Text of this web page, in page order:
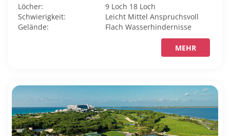
Löcher: 9 Loch 18 Loch
Schwierigkeit:
Leicht MittelAnspruchsvoll
Gelände:
FlachWasserhindernisse
MEHR